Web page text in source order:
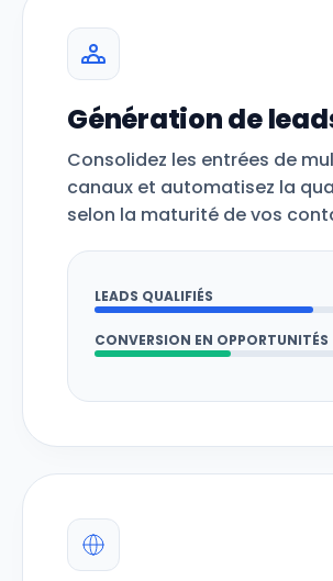
Génération de
Consolidez les entrées de
canaux et automatisez la
selon la maturité de vos
LEADS QUALIFIÉS
CONVERSION EN OPPORTUNITÉS